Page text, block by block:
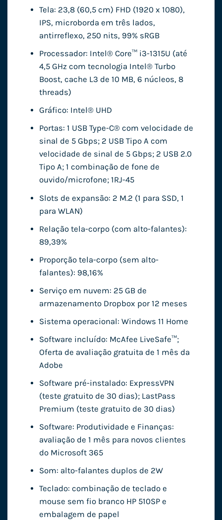
Tela: 23,8 (60,5 cm) FHD (1920 x 1080),
IPS, microborda em três lados,
antirreflexo, 250 nits, 99% sRGB
Processador: Intel® Core™ i3-1315U (até
4,5 GHz com tecnologia Intel® Turbo
Boost, cache L3 de 10 MB, 6 núcleos, 8
threads)
Gráfico: Intel® UHD
Portas: 1 USB Type-C® com velocidade de
sinal de 5 Gbps; 2 USB Tipo A com
velocidade de sinal de 5 Gbps; 2 USB 2.0
Tipo A; 1 combinação de fone de
ouvido/microfone; 1RJ-45
Slots de expansão: 2 M.2 (1 para SSD, 1
para WLAN)
Relação tela-corpo (com alto-falantes):
89,39%
Proporção tela-corpo (sem alto-
falantes): 98,16%
Serviço em nuvem: 25 GB de
armazenamento Dropbox por 12 meses
Sistema operacional: Windows 11 Home
Software incluído: McAfee LiveSafe™;
Oferta de avaliação gratuita de 1 mês da
Adobe
Software pré-instalado: ExpressVPN
(teste gratuito de 30 dias); LastPass
Premium (teste gratuito de 30 dias)
Software: Produtividade e Finanças:
avaliação de 1 mês para novos clientes
do Microsoft 365
Som: alto-falantes duplos de 2W
Teclado: combinação de teclado e
mouse sem fio branco HP 510SP e
embalagem de papel